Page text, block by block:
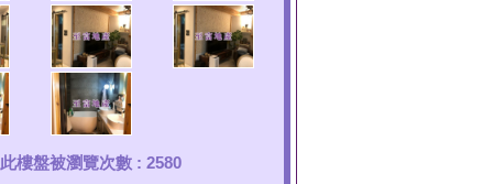
此樓盤被瀏覽次數 : 2580